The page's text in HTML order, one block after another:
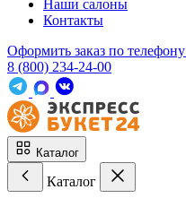
Наши салоны
Контакты
Оформить заказ по телефону
8 (800) 234-24-00
Каталог
Каталог